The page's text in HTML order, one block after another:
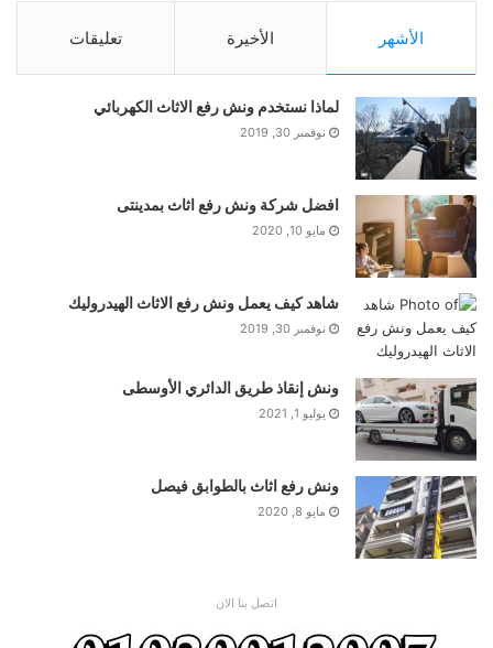
الأشهر الأخيرة تعليقات
لماذا نستخدم ونش رفع الاثاث الكهربائي
نوفمبر 30, 2019
افضل شركة ونش رفع اثاث بمدينتى
مايو 10, 2020
شاهد كيف يعمل ونش رفع الاثاث الهيدروليك
نوفمبر 30, 2019
ونش إنقاذ طريق الدائري الأوسطى
يوليو 1, 2021
ونش رفع اثاث بالطوابق فيصل
مايو 8, 2020
اتصل بنا الان